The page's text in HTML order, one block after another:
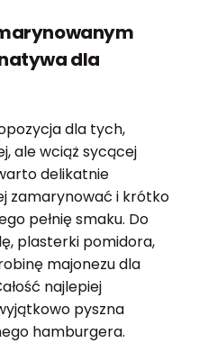
dla
dla tych,
ale wciąż sycącej
delikatnie
zamarynować i krótko
pełnię smaku. Do
plasterki pomidora,
majonezu dla
najlepiej
pyszna
hamburgera.